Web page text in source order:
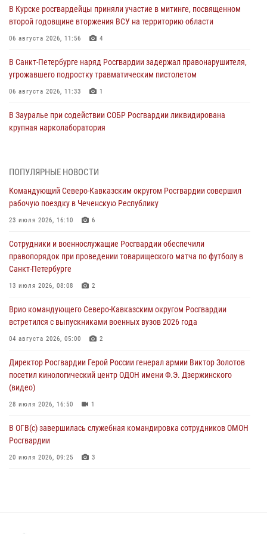
В Курске росгвардейцы приняли участие в митинге, посвященном
второй годовщине вторжения ВСУ на территорию области
06 августа 2026, 11:56 4
В Санкт-Петербурге наряд Росгвардии задержал правонарушителя,
угрожавшего подростку травматическим пистолетом
06 августа 2026, 11:33 1
В Зауралье при содействии СОБР Росгвардии ликвидирована
крупная нарколаборатория
В Москве росгвардейцы задержали троих мужчин, устроивших
06 августа 2026, 11:20
Взрывотехники Росгвардии на Ставрополье обезвредили снаряд
06 августа 2026, 11:15
Подвиги героев‑росгвардейцев увековечили в новой музейной
экспозиции белгородского музея‑диорамы «Курская битва.
06 августа 2026, 10:30 3
Охрану общественного порядка и безопасность на футбольном
06 августа 2026, 10:13 1
ПОПУЛЯРНЫЕ НОВОСТИ
Командующий Северо-Кавказским округом Росгвардии совершил
рабочую поездку в Чеченскую Республику
23 июля 2026, 16:10 6
Сотрудники и военнослужащие Росгвардии обеспечили
правопорядок при проведении товарищеского матча по футболу в
Санкт-Петербурге
13 июля 2026, 08:08 2
Врио командующего Северо-Кавказским округом Росгвардии
встретился с выпускниками военных вузов 2026 года
04 августа 2026, 05:00 2
Директор Росгвардии Герой России генерал армии Виктор Золотов
посетил кинологический центр ОДОН имени Ф.Э. Дзержинского
(видео)
28 июля 2026, 16:50 1
В ОГВ(с) завершилась служебная командировка сотрудников ОМОН
Росгвардии
20 июля 2026, 09:25 3